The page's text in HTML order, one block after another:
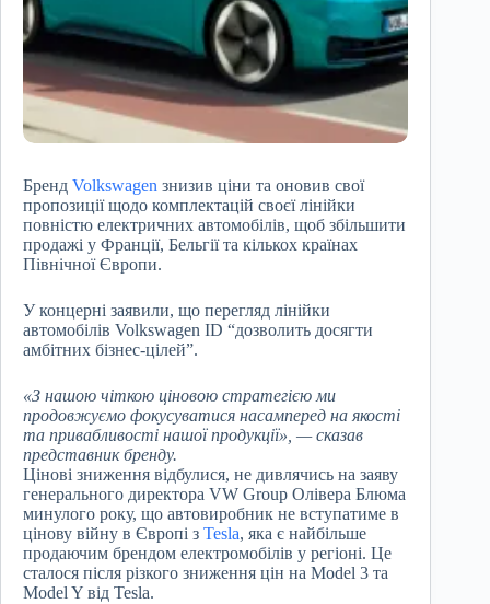
Бренд Volkswagen знизив ціни та оновив свої
пропозиції щодо комплектацій своєї лінійки
повністю електричних автомобілів, щоб збільшити
продажі у Франції, Бельгії та кількох країнах
Північної Європи.
У концерні заявили, що перегляд лінійки
автомобілів Volkswagen ID “дозволить досягти
амбітних бізнес-цілей”.
«З нашою чіткою ціновою стратегією ми
продовжуємо фокусуватися насамперед на якості
та привабливості нашої продукції», — сказав
представник бренду.
Цінові зниження відбулися, не дивлячись на заяву
генерального директора VW Group Олівера Блюма
минулого року, що автовиробник не вступатиме в
цінову війну в Європі з Tesla, яка є найбільше
продаючим брендом електромобілів у регіоні. Це
сталося після різкого зниження цін на Model 3 та
Model Y від Tesla.